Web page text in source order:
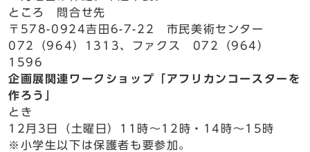
ところ 問合せ先
〒578-0924吉田6-7-22 市民美術センター
072（964）1313、ファクス 072（964）
1596
企画展関連ワークショップ「アフリカンコースターを
作ろう」
とき
12月3日（土曜日）11時～12時・14時～15時
※小学生以下は保護者も要参加。